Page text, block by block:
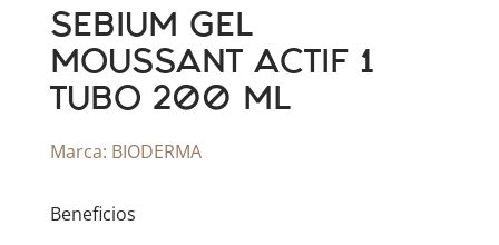
SEBIUM GEL
MOUSSANT ACTIF 1
TUBO 200 ML
Marca: BIODERMA
Beneficios